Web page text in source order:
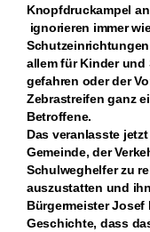
Knopfdruckampel
ignorieren immer
allem für Kinder und
gefahren oder der
Zebrastreifen ganz
Betroffene.
Das veranlasste
Gemeinde, der
Schulweghelfer zu
auszustatten und
Bürgermeister
Geschichte, dass